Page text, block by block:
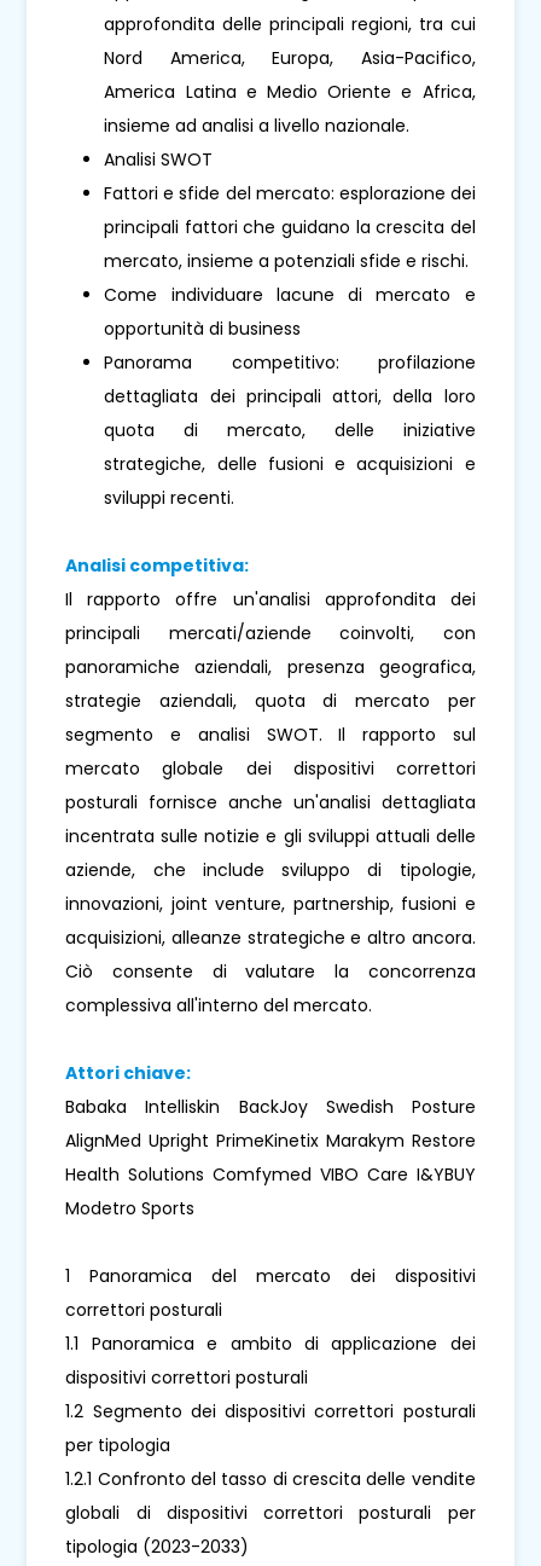
approfondita delle principali regioni, tra cui
Nord America, Europa, Asia-Pacifico,
America Latina e Medio Oriente e Africa,
insieme ad analisi a livello nazionale.
Analisi SWOT
Fattori e sfide del mercato: esplorazione dei
principali fattori che guidano la crescita del
mercato, insieme a potenziali sfide e rischi.
Come individuare lacune di mercato e
opportunità di business
Panorama competitivo: profilazione
dettagliata dei principali attori, della loro
quota di mercato, delle iniziative
strategiche, delle fusioni e acquisizioni e
sviluppi recenti.
Analisi competitiva:
Il rapporto offre un'analisi approfondita dei
principali mercati/aziende coinvolti, con
panoramiche aziendali, presenza geografica,
strategie aziendali, quota di mercato per
segmento e analisi SWOT. Il rapporto sul
mercato globale dei dispositivi correttori
posturali fornisce anche un'analisi dettagliata
incentrata sulle notizie e gli sviluppi attuali delle
aziende, che include sviluppo di tipologie,
innovazioni, joint venture, partnership, fusioni e
acquisizioni, alleanze strategiche e altro ancora.
Ciò consente di valutare la concorrenza
complessiva all'interno del mercato.
Attori chiave:
Babaka Intelliskin BackJoy Swedish Posture
AlignMed Upright PrimeKinetix Marakym Restore
Health Solutions Comfymed VIBO Care I&YBUY
Modetro Sports
1 Panoramica del mercato dei dispositivi
correttori posturali
1.1 Panoramica e ambito di applicazione dei
dispositivi correttori posturali
1.2 Segmento dei dispositivi correttori posturali
per tipologia
1.2.1 Confronto del tasso di crescita delle vendite
globali di dispositivi correttori posturali per
tipologia (2023-2033)